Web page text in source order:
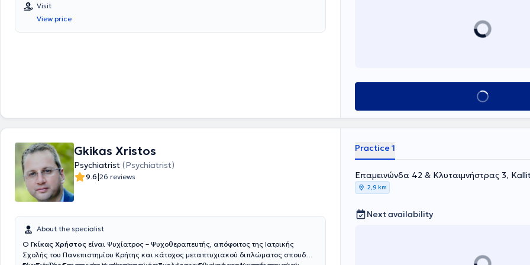
Visit
View price
Book appointment
Gkikas Xristos
Psychiatrist (Psychiatrist)
9.6|26 reviews
About the specialist
Ο Γκίκας Χρήστος είναι Ψυχίατρος – Ψυχοθεραπευτής, απόφοιτος της Ιατρικής
Σχολής του Πανεπιστημίου Κρήτης και κάτοχος μεταπτυχιακού διπλώματος σπουδών
Practice 1
Επαμεινώνδα 42 & Κλυταιμνήστρας 3,
2,9 km
Next availability